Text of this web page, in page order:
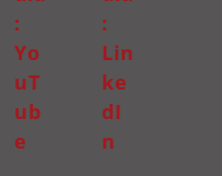
:
Yo
uT
ub
e
:
Lin
ke
dI
n